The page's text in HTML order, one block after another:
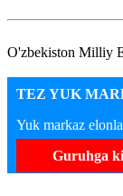
O'zbekiston Milliy
TEZ YUK
Yuk markaz
Guruhga